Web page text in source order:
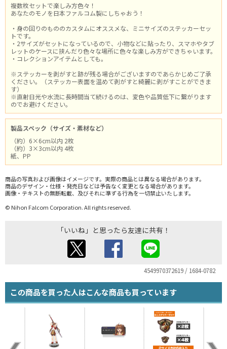
複数枚セットで楽しみ方色々！
あなたのモノを日本ファルコム製にしちゃおう！
・身の回りのもののカスタムにオススメな、ミニサイズのステッカーセッ
トです。
・2サイズがセットになっているので、小物などに貼ったり、スマホやタブ
レットのケースに挟んだり色々な場所に色々な楽しみ方ができちゃいます。
・コレクションアイテムとしても。
※ステッカーを剥がすと跡が残る場合がございますのであらかじめご了承
ください。（ステッカー表面を温めて剥がすと綺麗に剥がすことができま
す）
※直射日光や水流に長時間当て続けるのは、変色や品質低下に繋がります
のでお避けください。
製品スペック（サイズ・素材など）
（約）6×6cm以内 2枚
（約）3×3cm以内 4枚
紙、PP
商品の写真および画像はイメージです。実際の商品とは異なる場合があります。
商品のデザイン・仕様・発売日などは予告なく変更となる場合があります。
画像・テキストの無断転載、及びそれに準ずる行為を一切禁止いたします。
© Nihon Falcom Corporation. All rights reserved.
「いいね」と思ったら友達に共有！
4549970372619 / 1684-0782
この商品を買った人はこんな商品も買っています